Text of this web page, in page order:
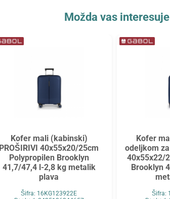
Možda vas interesuje
Kofer mali (kabinski)
PROŠIRIVI 40x55x20/25cm
Polypropilen Brooklyn
41,7/47,4 l-2,8 kg metalik
plava
Šifra: 16KG123922E
Kofer
odeljkom za
40x55x22/
Brooklyn
Šifra: